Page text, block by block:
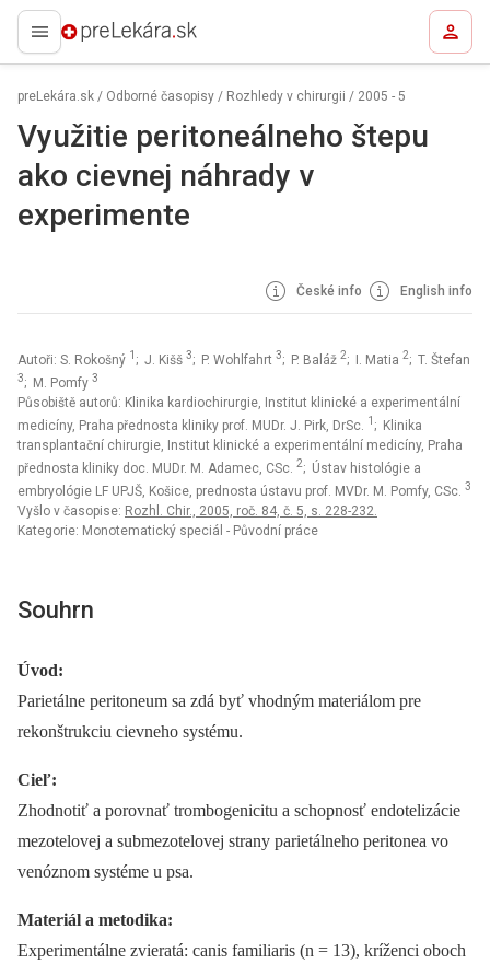
preLekára.sk
preLekára.sk / Odborné časopisy / Rozhledy v chirurgii / 2005 - 5
Využitie peritoneálneho štepu
ako cievnej náhrady v
experimente
České info English info
Autoři: S. Rokošný 1 ; J. Kišš 3; P. Wohlfahrt 3; P. Baláž 2; I. Matia 2; T. Štefan
3; M. Pomfy 3
Působiště autorů: Klinika kardiochirurgie, Institut klinické a experimentální
medicíny, Praha přednosta kliniky prof. MUDr. J. Pirk, DrSc. 1 ; Klinika
transplantační chirurgie, Institut klinické a experimentální medicíny, Praha
přednosta kliniky doc. MUDr. M. Adamec, CSc. 2; Ústav histológie a
embryológie LF UPJŠ, Košice, prednosta ústavu prof. MVDr. M. Pomfy, CSc. 3
Vyšlo v časopise: Rozhl. Chir., 2005, roč. 84, č. 5, s. 228-232.
Kategorie: Monotematický speciál - Původní práce
Souhrn
Úvod:
Parietálne peritoneum sa zdá byť vhodným materiálom pre
rekonštrukciu cievneho systému.
Cieľ:
Zhodnotiť a porovnať trombogenicitu a schopnosť endotelizácie
mezotelovej a submezotelovej strany parietálneho peritonea vo
venóznom systéme u psa.
Materiál a metodika:
Experimentálne zvieratá: canis familiaris (n = 13), kríženci oboch